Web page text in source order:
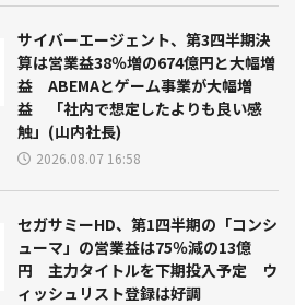
サイバーエージェント、第3四半期決
算は営業益38％増の674億円と大幅増
益 ABEMAとゲーム事業が大幅増
益 「社内で想定したよりも良い感
触」(山内社長)
2026.08.07 16:58
セガサミーHD、第1四半期の「コンシ
ューマ」の営業益は75％減の13億
円 主力タイトルを下期投入予定 ウ
ィッシュリスト登録は好調